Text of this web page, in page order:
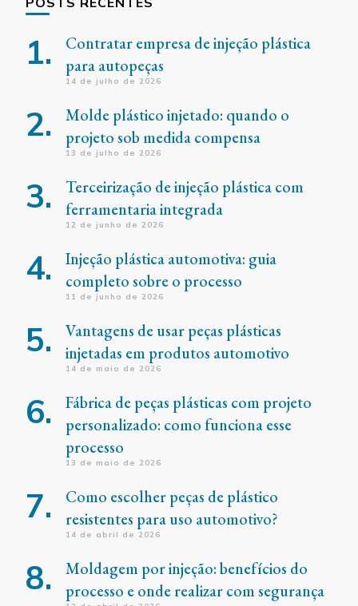
Contratar empresa de injeção plástica
para autopeças
14 de julho de 2026
Molde plástico injetado: quando o
projeto sob medida compensa
13 de julho de 2026
Terceirização de injeção plástica com
ferramentaria integrada
12 de junho de 2026
Injeção plástica automotiva: guia
completo sobre o processo
11 de junho de 2026
Vantagens de usar peças plásticas
injetadas em produtos automotivo
14 de maio de 2026
Fábrica de peças plásticas com projeto
personalizado: como funciona esse
processo
13 de maio de 2026
Como escolher peças de plástico
resistentes para uso automotivo?
14 de abril de 2026
Moldagem por injeção: benefícios do
processo e onde realizar com segurança